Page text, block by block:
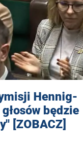
Hennig-
będzie
[ZOBACZ]